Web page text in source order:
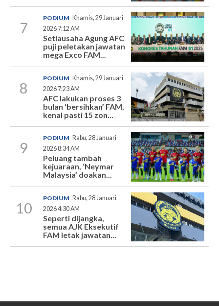
7
PODIUM Khamis, 29 Januari
2026 7:12 AM
Setiausaha Agung AFC
puji peletakan jawatan
mega Exco FAM...
8
PODIUM Khamis, 29 Januari
2026 7:23 AM
AFC lakukan proses 3
bulan ‘bersihkan’ FAM,
kenal pasti 15 zon...
9
PODIUM Rabu, 28 Januari
2026 8:34 AM
Peluang tambah
kejuaraan, ‘Neymar
Malaysia’ doakan...
10
PODIUM Rabu, 28 Januari
2026 4:30 AM
Seperti dijangka,
semua AJK Eksekutif
FAM letak jawatan...